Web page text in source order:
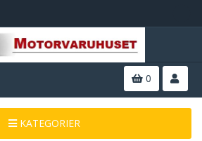
0
KATEGORIER